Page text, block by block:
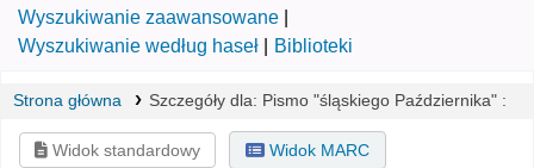
Wyszukiwanie zaawansowane
Wyszukiwanie według haseł
Biblioteki
Strona główna Szczegóły dla: Pismo "śląskiego Października" :
Widok standardowy
Widok MARC